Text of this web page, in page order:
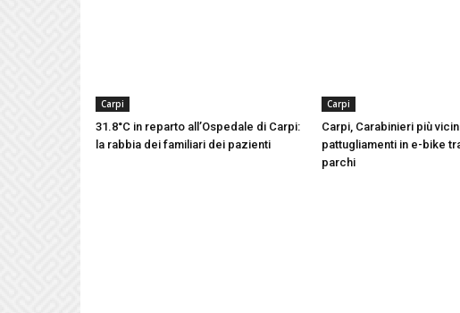
Carpi
31.8°C in reparto all’Ospedale di Carpi:
la rabbia dei familiari dei pazienti
Carpi
Carpi, Carabinieri più
pattugliamenti in e-bike
parchi